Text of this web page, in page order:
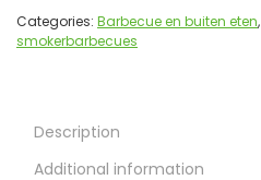
Categories: Barbecue en buiten eten,
smokerbarbecues
Description
Additional information